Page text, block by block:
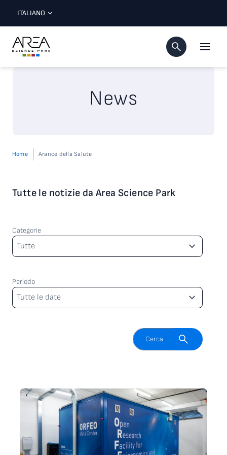
ITALIANO
News
Home Arance della Salute
Tutte le notizie da Area Science Park
Categorie
Categorie
Tutte
Periodo
Periodo
Tutte le date
Attiva il campo di ricerca